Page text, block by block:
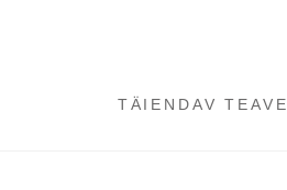
TÄIENDAV TEAVE